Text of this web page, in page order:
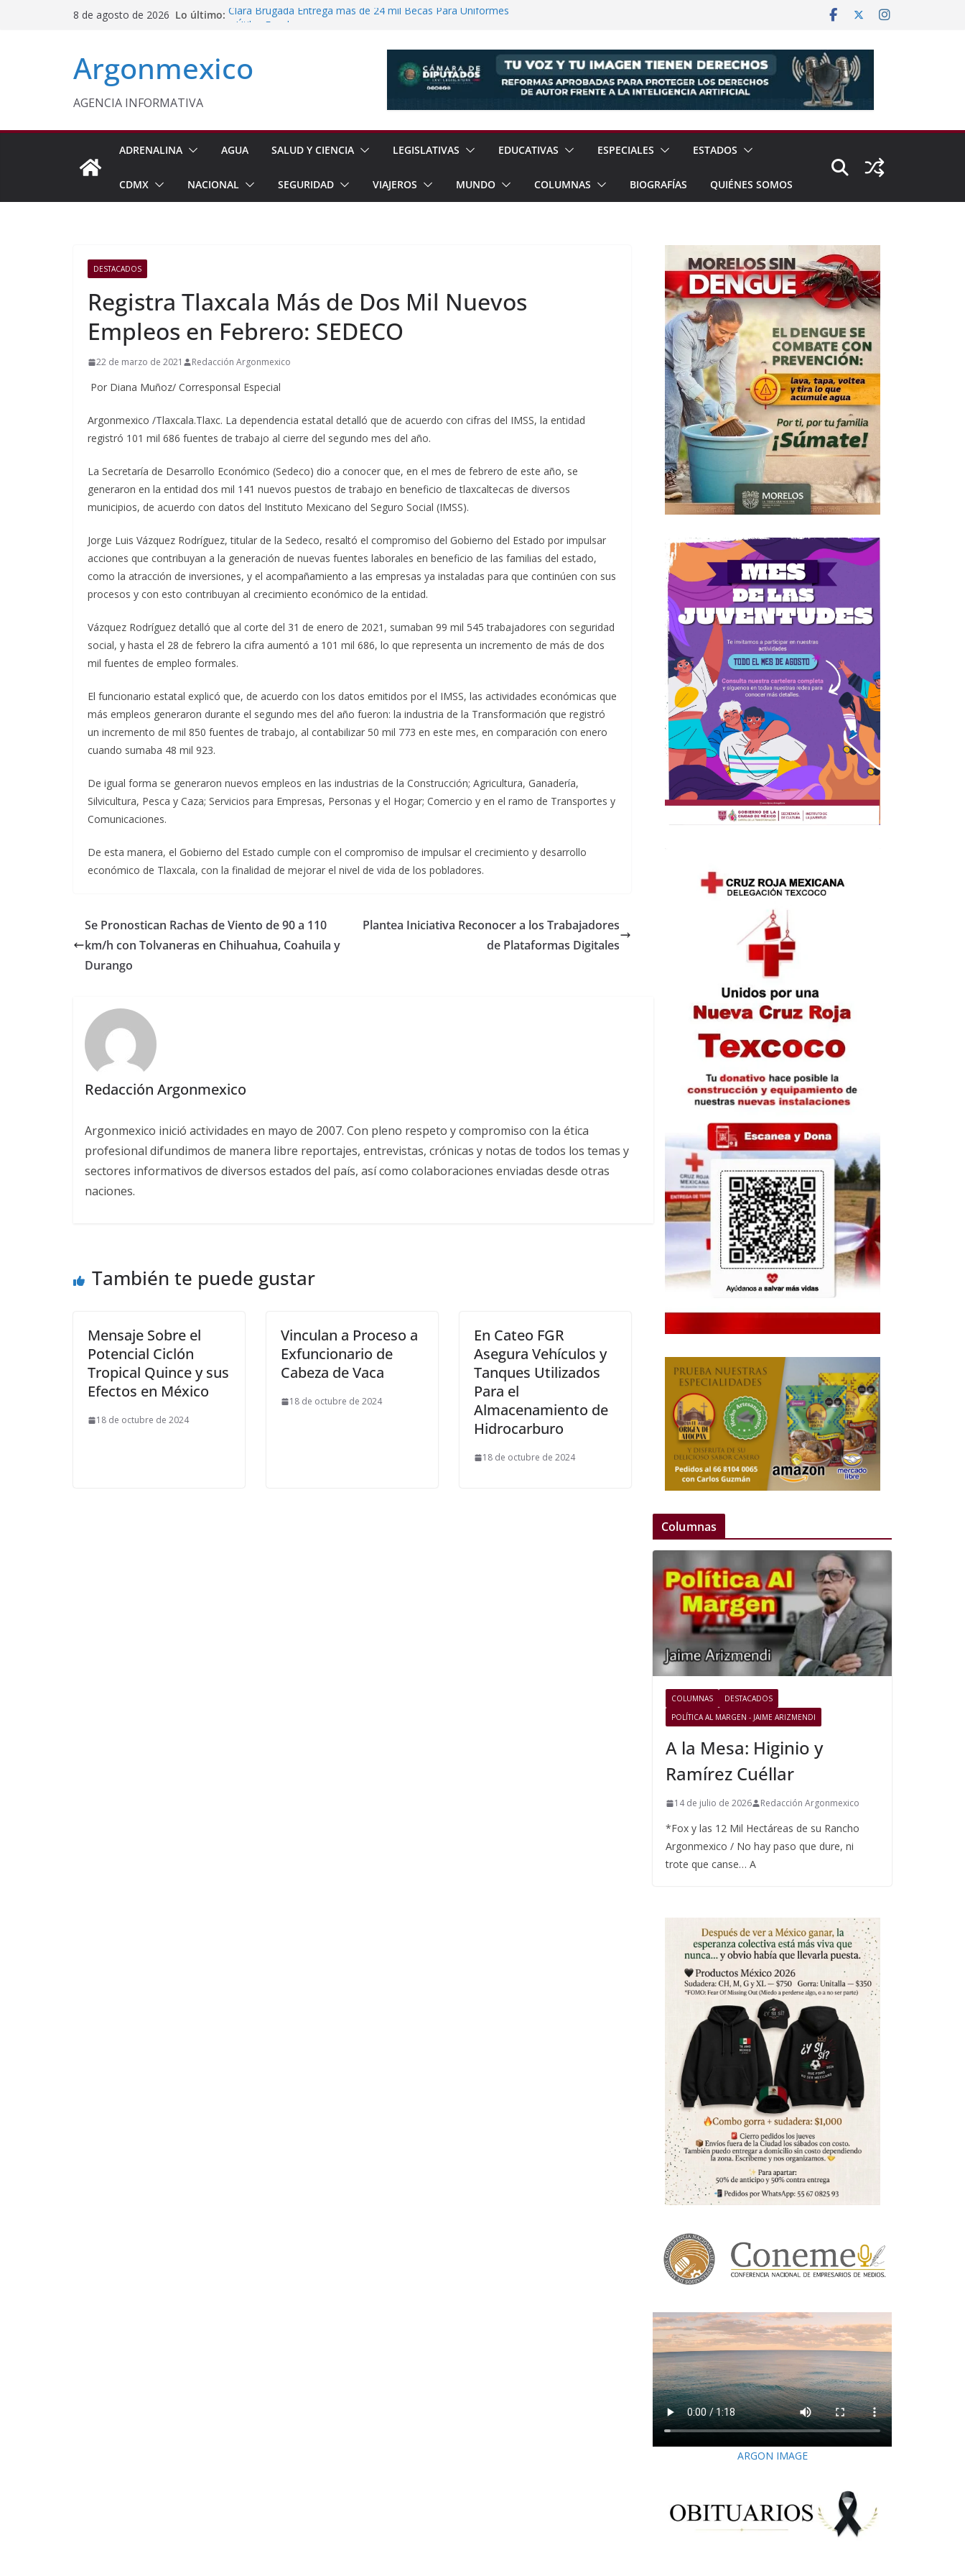
8 de agosto de 2026 Lo último: Clara Brugada Entrega más de 24 mil Becas Para Uniformes
Chimalhuacán
Sheinbaum Entrega Pensión Mujeres Bienestar a
y Perú
Argonmexico
AGENCIA INFORMATIVA
ADRENALINA AGUA SALUD Y CIENCIA LEGISLATIVAS EDUCATIVAS ESPECIALES ESTADOS
CDMX NACIONAL SEGURIDAD VIAJEROS MUNDO COLUMNAS BIOGRAFÍAS QUIÉNES SOMOS
DESTACADOS
Registra Tlaxcala Más de Dos Mil Nuevos
Empleos en Febrero: SEDECO
22 de marzo de 2021 Redacción Argonmexico
Por Diana Muñoz/ Corresponsal Especial
Argonmexico /Tlaxcala.Tlaxc. La dependencia estatal detalló que de acuerdo con cifras del IMSS, la entidad
registró 101 mil 686 fuentes de trabajo al cierre del segundo mes del año.
La Secretaría de Desarrollo Económico (Sedeco) dio a conocer que, en el mes de febrero de este año, se
generaron en la entidad dos mil 141 nuevos puestos de trabajo en beneficio de tlaxcaltecas de diversos
municipios, de acuerdo con datos del Instituto Mexicano del Seguro Social (IMSS).
Jorge Luis Vázquez Rodríguez, titular de la Sedeco, resaltó el compromiso del Gobierno del Estado por impulsar
acciones que contribuyan a la generación de nuevas fuentes laborales en beneficio de las familias del estado,
como la atracción de inversiones, y el acompañamiento a las empresas ya instaladas para que continúen con sus
procesos y con esto contribuyan al crecimiento económico de la entidad.
Vázquez Rodríguez detalló que al corte del 31 de enero de 2021, sumaban 99 mil 545 trabajadores con seguridad
social, y hasta el 28 de febrero la cifra aumentó a 101 mil 686, lo que representa un incremento de más de dos
mil fuentes de empleo formales.
El funcionario estatal explicó que, de acuerdo con los datos emitidos por el IMSS, las actividades económicas que
más empleos generaron durante el segundo mes del año fueron: la industria de la Transformación que registró
un incremento de mil 850 fuentes de trabajo, al contabilizar 50 mil 773 en este mes, en comparación con enero
cuando sumaba 48 mil 923.
De igual forma se generaron nuevos empleos en las industrias de la Construcción; Agricultura, Ganadería,
Silvicultura, Pesca y Caza; Servicios para Empresas, Personas y el Hogar; Comercio y en el ramo de Transportes y
Comunicaciones.
De esta manera, el Gobierno del Estado cumple con el compromiso de impulsar el crecimiento y desarrollo
económico de Tlaxcala, con la finalidad de mejorar el nivel de vida de los pobladores.
Se Pronostican Rachas de Viento de 90 a 110
km/h con Tolvaneras en Chihuahua, Coahuila y
Durango
Plantea Iniciativa Reconocer a los Trabajadores
de Plataformas Digitales
Redacción Argonmexico
Argonmexico inició actividades en mayo de 2007. Con pleno respeto y compromiso con la ética
profesional difundimos de manera libre reportajes, entrevistas, crónicas y notas de todos los temas y
sectores informativos de diversos estados del país, así como colaboraciones enviadas desde otras
naciones.
También te puede gustar
Mensaje Sobre el
Potencial Ciclón
Tropical Quince y sus
Efectos en México
18 de octubre de 2024
Vinculan a Proceso a
Exfuncionario de
Cabeza de Vaca
18 de octubre de 2024
En Cateo FGR
Asegura Vehículos y
Tanques Utilizados
Para el
Almacenamiento de
Hidrocarburo
18 de octubre de 2024
Columnas
COLUMNAS
DESTACADOS
POLÍTICA AL MARGEN - JAIME ARIZMENDI
A la Mesa: Higinio y
Ramírez Cuéllar
14 de julio de 2026 Redacción Argonmexico
*Fox y las 12 Mil Hectáreas de su Rancho
Argonmexico / No hay paso que dure, ni
trote que canse… A
ARGON IMAGE